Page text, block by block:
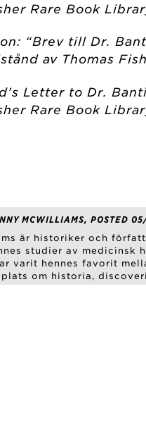
Rare Book
“Brev till Dr.
av Thomas
Letter to Dr.
Rare Book
MCWILLIAMS, POSTED
är historiker och
studier av medicinsk
varit hennes favorit
om historia,